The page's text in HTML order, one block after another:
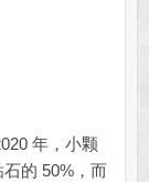
年，小颗
的 50%，而